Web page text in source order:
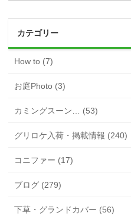
カテゴリー
How to (7)
お庭Photo (3)
カミングスーン… (53)
グリロケ入荷・掲載情報 (240)
コニファー (17)
ブログ (279)
下草・グランドカバー (56)